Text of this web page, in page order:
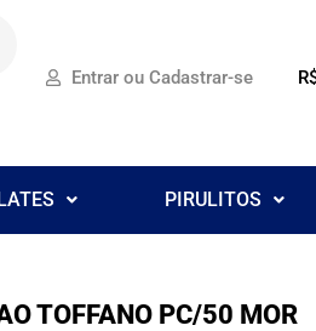
Entrar ou Cadastrar-se
PIRULITOS
TOFFANO PC/50 MOR